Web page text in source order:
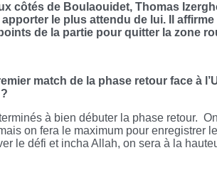
côtés de Boulaouidet, Thomas
le plus attendu de lui. Il affirme
de la partie pour quitter la zone
match de la phase retour face à
à bien débuter la phase retour.
on fera le maximum pour enregistrer
le défi et incha Allah, on sera à la